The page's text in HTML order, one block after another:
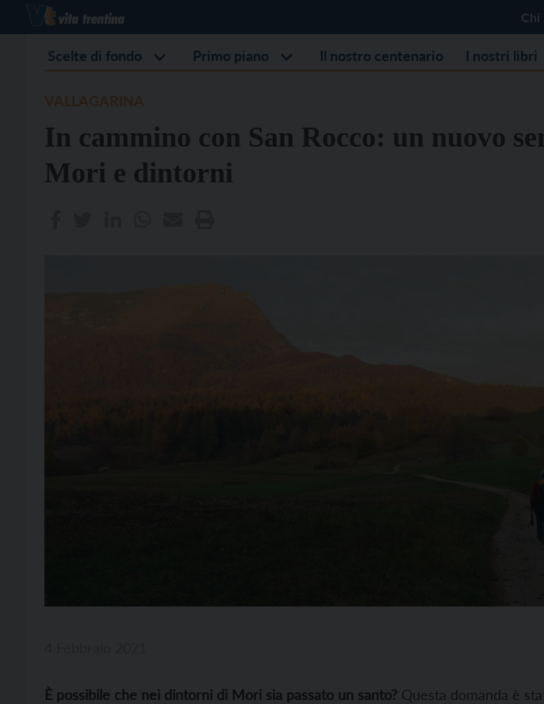
Chi
Scelte di fondo Primo piano Il nostro centenario I nostri libri
In cammino con San Rocco: un nuovo
Mori e dintorni
È possibile che nei dintorni di Mori sia passato un santo? Questa domanda è